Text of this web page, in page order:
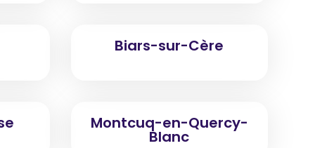
Biars-sur-Cère
Montcuq-en-Quercy-
Blanc